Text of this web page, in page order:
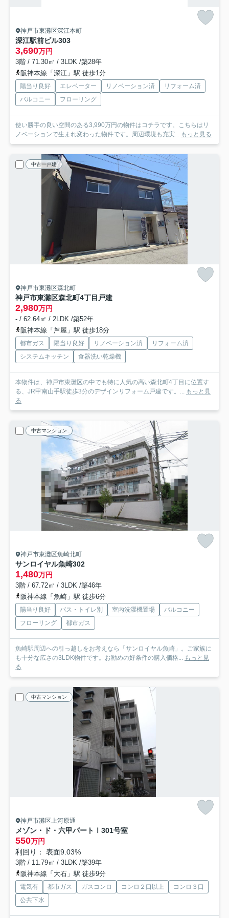
神戸市東灘区深江本町
深江駅前ビル303
3,690万円
3階 / 71.30㎡ / 3LDK /築28年
阪神本線「深江」駅 徒歩1分
陽当り良好 エレベーター リノベーション済
リフォーム済
バルコニー
フローリング
使い勝手の良い空間のある3,990万円の物件はコチラです。こちらはリ
ノベーションで生まれ変わった物件です。周辺環境も充実...
もっと見る
中古一戸建
神戸市東灘区森北町
神戸市東灘区森北町4丁目戸建
2,980万円
- / 62.64㎡ / 2LDK /築52年
阪神本線「芦屋」駅 徒歩18分
都市ガス 陽当り良好 リノベーション済
リフォーム済
システムキッチン
食器洗い乾燥機
本物件は、神戸市東灘区の中でも特に人気の高い森北町4丁目に位置す
る、JR甲南山手駅徒歩3分のデザインリフォーム戸建です。...
もっと見
る
中古マンション
神戸市東灘区魚崎北町
サンロイヤル魚崎302
1,480万円
3階 / 67.72㎡ / 3LDK /築46年
阪神本線「魚崎」駅 徒歩6分
陽当り良好 バス・トイレ別 室内洗濯機置場
バルコニー
フローリング
都市ガス
魚崎駅周辺への引っ越しをお考えなら「サンロイヤル魚崎」。ご家族に
も十分な広さの3LDK物件です。お勧めの好条件の購入価格...
もっと見
る
中古マンション
神戸市灘区上河原通
メゾン・ド・六甲パートⅠ 301号室
550万円
利回り： 表面9.03%
3階 / 11.79㎡ / 3LDK /築39年
阪神本線「大石」駅 徒歩9分
電気有 都市ガス ガスコンロ コンロ２口以上
コンロ３口
公共下水